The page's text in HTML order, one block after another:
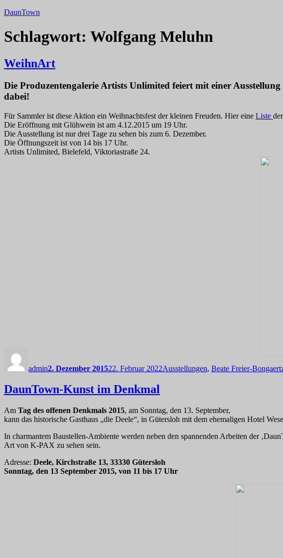
Zum
springen
DaunTown
Schlagwort: Wolfgang Meluhn
WeihnArt
Die Produzentengalerie Artists Unlimited feiert mit einer
dabei!
Für Sammler ist diese Aktion ein Weihnachtsfest der kleinen Freuden. Hier eine Liste
Die Eröffnung mit Glühwein ist am 4.12.2015 um 19 Uhr.
Die Ausstellung ist nur drei Tage zu sehen bis zum 6. Dezember.
Die Öffnungszeit ist von 14 bis 17 Uhr.
Artists Unlimited, Bielefeld, Viktoriastraße 24.
admin2. Dezember 201522. Februar 2022Ausstellungen, Beate Freier-
DaunTown-Kunst im Denkmal
Am Tag des offenen Denkmals 2015, am Sonntag, den 13. September,
kann das historische Gasthaus „die Deele“, in Gütersloh mit dem ehemaligen Hotel
In charmantem Baustellen-Ambiente werden neben den spannenden Arbeiten der
Art von K-PAX zu sehen sein.
Adresse: Deele, Kirchstraße 13, 33330 Gütersloh
Sonntag, den 13 September 2015, von 11 bis 17 Uhr